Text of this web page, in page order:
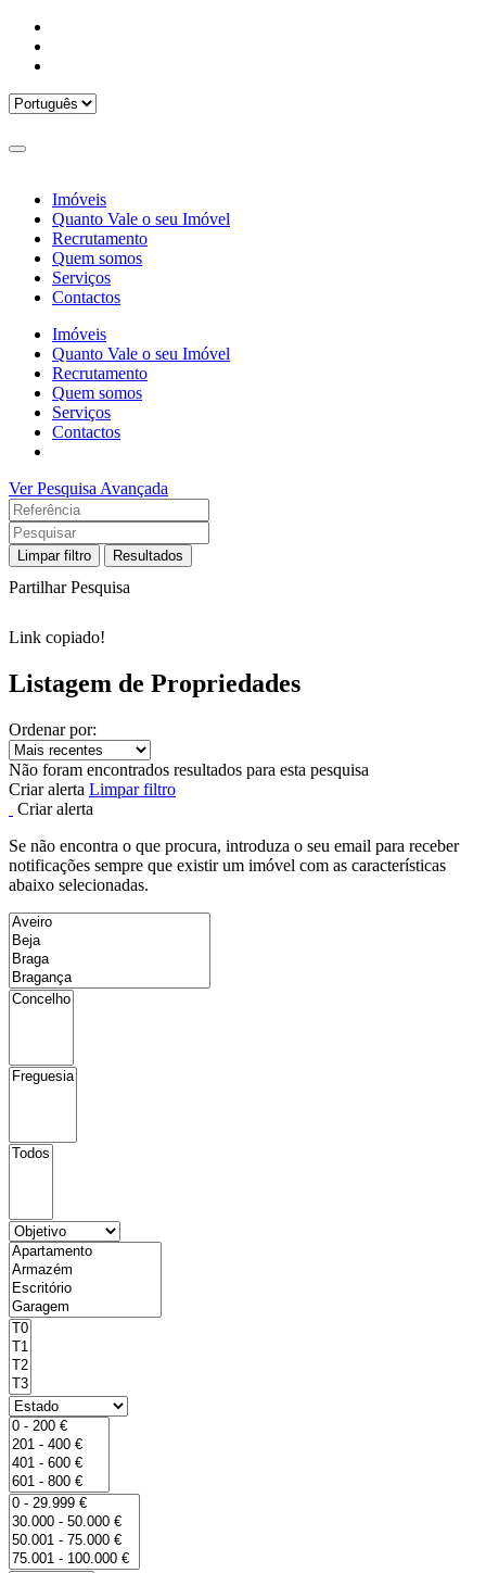
Imóveis
Quanto Vale o seu Imóvel
Recrutamento
Quem somos
Serviços
Contactos
Imóveis
Quanto Vale o seu Imóvel
Recrutamento
Quem somos
Serviços
Contactos
Ver Pesquisa Avançada
Limpar filtro Resultados
Partilhar Pesquisa
Link copiado!
Listagem de Propriedades
Ordenar por:
Não foram encontrados resultados para esta pesquisa
Criar alerta Limpar filtro
Criar alerta
Se não encontra o que procura, introduza o seu email para receber
notificações sempre que existir um imóvel com as características
abaixo selecionadas.